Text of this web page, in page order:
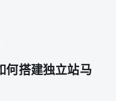
何搭建独立站马
手机右上角
手机右上角